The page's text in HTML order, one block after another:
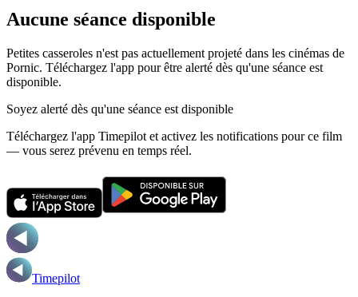
Aucune séance disponible
Petites casseroles n'est pas actuellement projeté dans les cinémas de
Pornic. Téléchargez l'app pour être alerté dès qu'une séance est
disponible.
Soyez alerté dès qu'une séance est disponible
Téléchargez l'app Timepilot et activez les notifications pour ce film
— vous serez prévenu en temps réel.
Timepilot